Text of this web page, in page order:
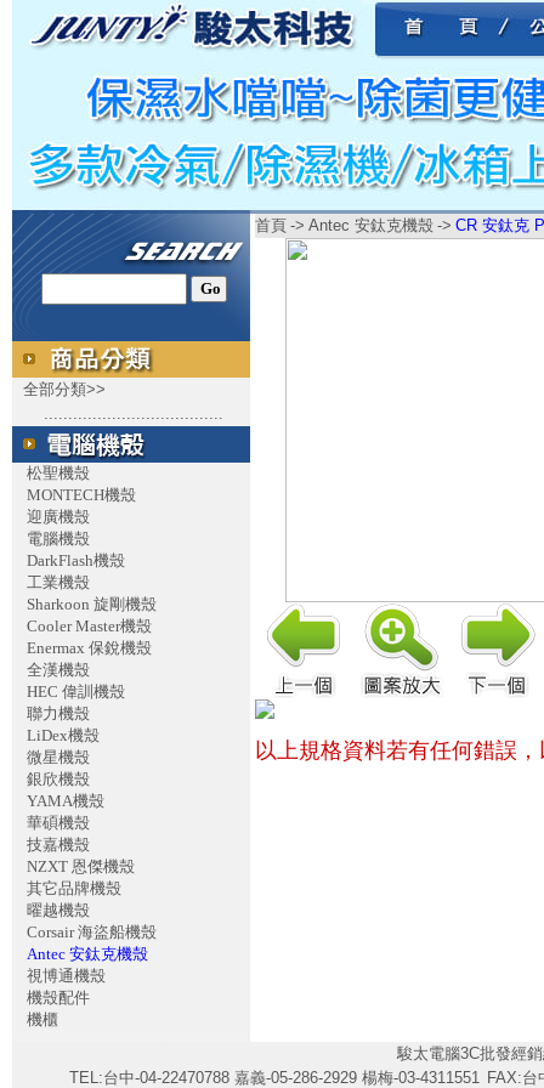
全部分類>>
.....................................
松聖機殼
MONTECH機殼
迎廣機殼
電腦機殼
DarkFlash機殼
工業機殼
Sharkoon 旋剛機殼
Cooler Master機殼
Enermax 保銳機殼
全漢機殼
HEC 偉訓機殼
聯力機殼
LiDex機殼
微星機殼
銀欣機殼
YAMA機殼
華碩機殼
技嘉機殼
NZXT 恩傑機殼
其它品牌機殼
曜越機殼
Corsair 海盜船機殼
Antec 安鈦克機殼
視博通機殼
機殼配件
機櫃
首頁 -> Antec 安鈦克機殼 -> CR 安鈦克
以上規格資料若有任何錯誤
駿太電腦3C批發經
TEL:台中-04-22470788 嘉義-05-286-2929 楊梅-03-4311551 FAX:台